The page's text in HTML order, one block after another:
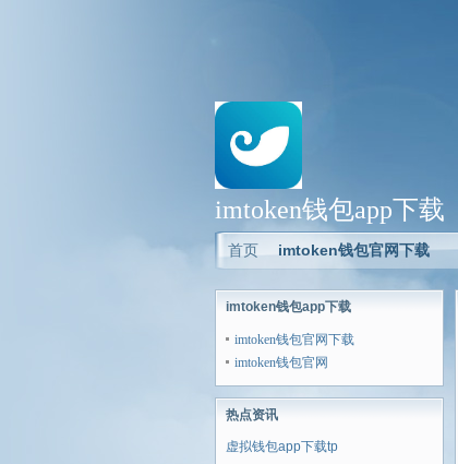
imtoken钱包app下载
首页 imtoken钱包官网下载
imtoken钱包app下载
imtoken钱包官网下载
imtoken钱包官网
热点资讯
虚拟钱包app下载tp